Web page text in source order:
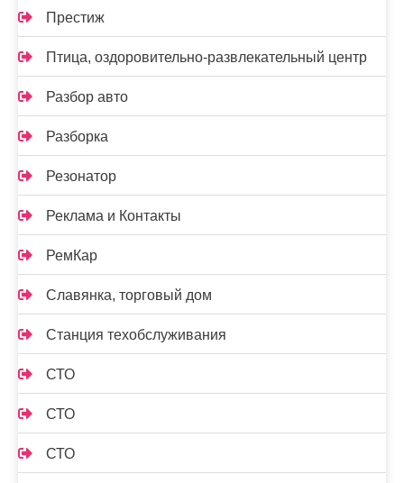
Престиж
Птица, оздоровительно-развлекательный центр
Разбор авто
Разборка
Резонатор
Реклама и Контакты
РемКар
Славянка, торговый дом
Станция техобслуживания
СТО
СТО
СТО